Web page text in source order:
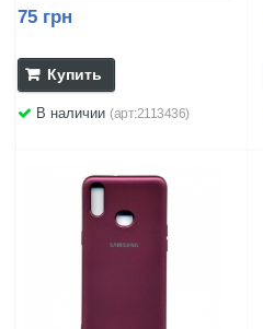
75 грн
Купить
В наличии (арт:2113436)